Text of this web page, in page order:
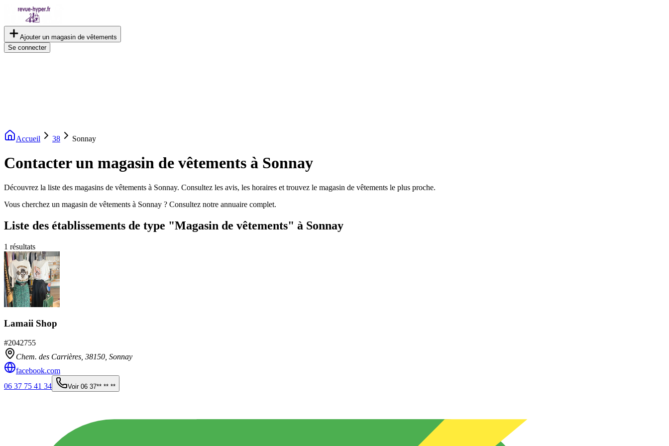
Ajouter un magasin de vêtements
Se connecter
Accueil 38 Sonnay
Contacter un magasin de vêtements à Sonnay
Découvrez la liste des magasins de vêtements à Sonnay. Consultez les avis, les horaires et trouvez le magasin de vêtements le plus proche.
Vous cherchez un magasin de vêtements à Sonnay ? Consultez notre annuaire complet.
Liste des établissements de type "Magasin de vêtements" à Sonnay
1 résultats
Lamaii Shop
#2042755
Chem. des Carrières, 38150 Sonnay
facebook.com
06 37 75 41 34
Voir 06 37** ** **